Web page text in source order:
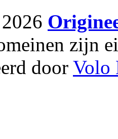
zijn
door Volo